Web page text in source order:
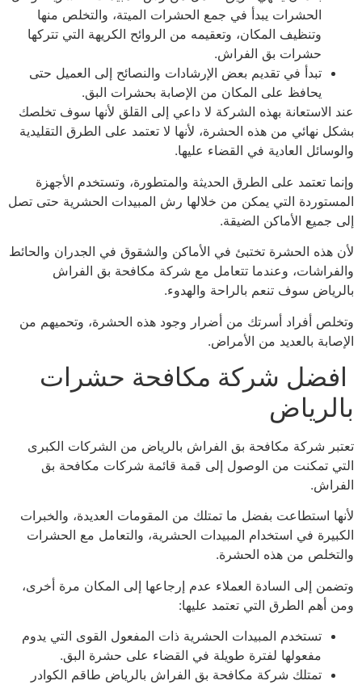
الحشرات يبدأ في جمع الحشرات الميتة، والتخلص منها
وتنظيف المكان، وتعقيمه من الروائح الكريهة التي تتركها
حشرات بق الفراش.
تبدأ في تقديم بعض الإرشادات والنصائح إلى العميل حتى
يحافظ على المكان من الإصابة بحشرات البق.
الاستعانة بهذه الشركة لا داعي إلى القلق لأنها سوف تخلصك
نهائي من هذه الحشرة، لأنها لا تعتمد على الطرق التقليدية
العادية في القضاء عليها.
تعتمد على الطرق الحديثة والمتطورة، وتستخدم الأجهزة
التي يمكن من خلالها رش المبيدات الحشرية حتى تصل
جميع الأماكن الضيقة.
هذه الحشرة تختبئ في الأماكن والشقوق في الجدران والحائط
وعندما تتعامل مع شركة مكافحة بق الفراش
سوف تنعم بالراحة والهدوء.
أفراد أسرتك من أضرار وجود هذه الحشرة، وتحميهم من
بالعديد من الأمراض.
شركة مكافحة حشرات
شركة مكافحة بق الفراش بالرياض من الشركات الكبرى
تمكنت من الوصول إلى قمة قائمة شركات مكافحة بق
استطاعت بفضل ما تمتلك من المقومات العديدة، والخبرات
في استخدام المبيدات الحشرية، والتعامل مع الحشرات
من هذه الحشرة.
إلى السادة العملاء عدم إرجاعها إلى المكان مرة أخرى،
أهم الطرق التي تعتمد عليها:
تستخدم المبيدات الحشرية ذات المفعول القوى التي يدوم
مفعولها لفترة طويلة في القضاء على حشرة البق.
تمتلك شركة مكافحة بق الفراش بالرياض طاقم الكوادر